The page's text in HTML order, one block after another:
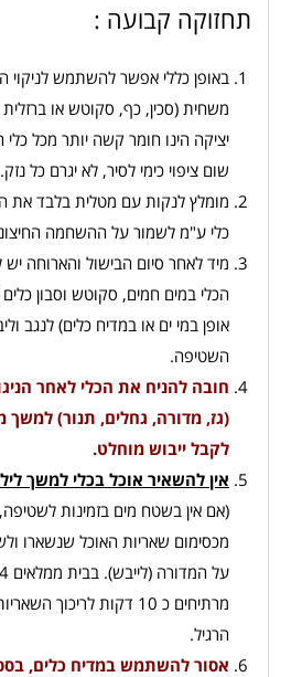
תחזוקה קבועה :
באופן כללי אפשר להשתמש לניקוי
משחית (סכין, כף, סקוטש או ברזלית
יציקה הינו חומר קשה יותר מכל כלי
שום ציפוי כימי לסיר, לא יגרם כל נזק.
מומלץ לנקות עם מטלית בלבד את
כלי ע"מ לשמור על ההשחמה
מיד לאחר סיום הבישול והארוחה
הכלי במים חמים, סקוטש וסבון
אופן במי ים או במדיח כלים) לנגב
השטיפה.
חובה להניח את הכלי לאחר
(גז, מדורה, גחלים, תנור)
לקבל ייבוש מוחלט.
אין להשאיר אוכל בכלי למשך
(אם אין בשטח מים בזמינות
מכסימום שאריות האוכל שנשארו
מרתיחים כ 10 דקות לריכוך
הרגיל.
אסור להשתמש במדיח כלים,